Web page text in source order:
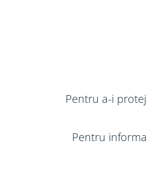
Pentru a-i
Pentru